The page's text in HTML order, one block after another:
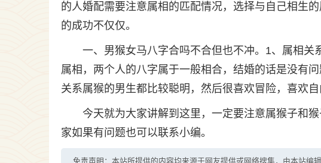
的人婚配需要注意属相的匹配情况，选择与自己相生
的成功不仅仅。
一、男猴女马八字合吗不合但也不冲。1、属相
属相，两个人的八字属于一般相合，结婚的话是没有
关系属猴的男生都比较聪明，然后很喜欢冒险，喜欢
今天就为大家讲解到这里，一定要注意属猴子和
家如果有问题也可以联系小编。
免责声明：本站所提供的内容均来源于网友提供或网络搜集，由本站编